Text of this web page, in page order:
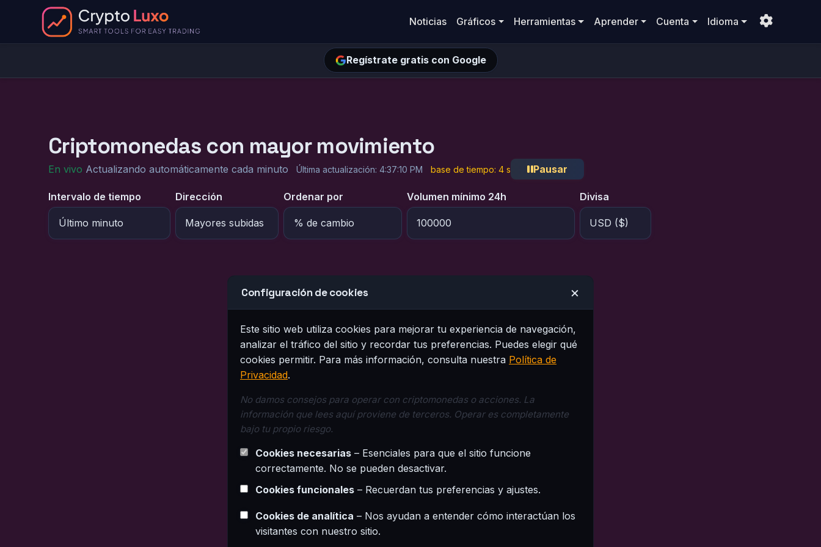
Noticias Gráficos Herramientas Aprender Cuenta Idioma
Regístrate gratis con Google
Criptomonedas con mayor movimiento
En vivo Actualizando automáticamente cada minuto Última actualización:4:37:10 PM base de tiempo: 4 s Pausar
Intervalo de tiempo Dirección Ordenar por Volumen mínimo 24h Divisa
Configuración de cookies ×
Este sitio web utiliza cookies para mejorar tu experiencia de navegación,
analizar el tráfico del sitio y recordar tus preferencias. Puedes elegir qué
cookies permitir. Para más información, consulta nuestra Política de
Privacidad.
No damos consejos para operar con criptomonedas o acciones. La
información que lees aquí proviene de terceros. Operar es completamente
bajo tu propio riesgo.
Cookies necesarias – Esenciales para que el sitio funcione
correctamente. No se pueden desactivar.
Cookies funcionales – Recuerdan tus preferencias y ajustes.
Cookies de analítica – Nos ayudan a entender cómo interactúan los
visitantes con nuestro sitio.